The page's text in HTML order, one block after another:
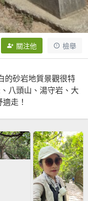
關注他 檢舉
的砂岩地質景觀很特
八頭山、湯守岩、大
走！